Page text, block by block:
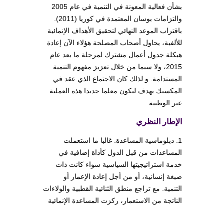
بشأن فعالية المعونة في التنمية في عام 2005
والتزامات بوسان المعتمدة في كوريا (2011).
باقتراب الموعد النهائي لتحقيق الأهداف الإنمائية
للألفية، يحاول أصحاب المصلحة هؤلاء الآن إعادة
هيكلة جدول أعمال مشترك لمرحلة ما بعد عام
2015، ولا سيما من خلال تعزيز مفهوم التنمية
المستدامة. و لذلك كان الاجتماع الذي عقد في
المكسيك يهدف ليكون معلما جديدا هذه العملية
عبر الوطنية.
الإطار النظري
1. دبلوماسية المساعدة. غالبا ما استعملت
المساعدات من قبل الدول كأداة إضافية في
خدمة استراتيجيتها السياسية سواء كانت ذات
صبغة إنسانية، أو من أجل إعادة الإعمار أو
التنمية. مع تراجع منطق الثنائية القطبية والولاءات
الناتجة من الاستعمار، ركزت المساعدة الإنمائية